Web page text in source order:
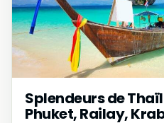
Splendeurs de
Phuket, Railay,